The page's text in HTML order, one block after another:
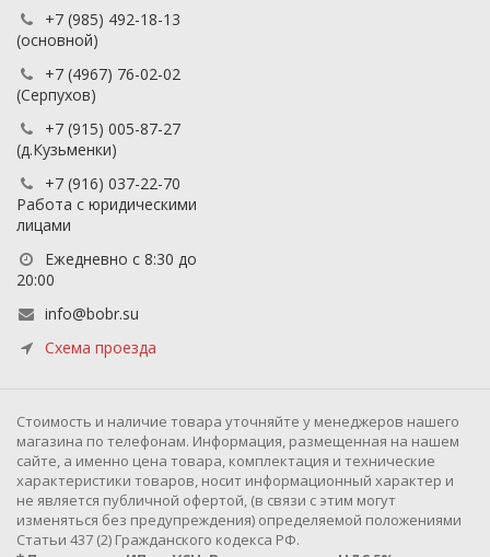
+7 (985) 492-18-13
(основной)
+7 (4967) 76-02-02
(Серпухов)
+7 (915) 005-87-27
(д.Кузьменки)
+7 (916) 037-22-70
Работа с юридическими
лицами
Ежедневно с 8:30 до
20:00
info@bobr.su
Схема проезда
Cтоимость и наличие товара уточняйте у менеджеров нашего
магазина по телефонам. Информация, размещенная на нашем
сайте, а именно цена товара, комплектация и технические
характеристики товаров, носит информационный характер и
не является публичной офертой, (в связи с этим могут
изменяться без предупреждения) определяемой положениями
Статьи 437 (2) Гражданского кодекса РФ.